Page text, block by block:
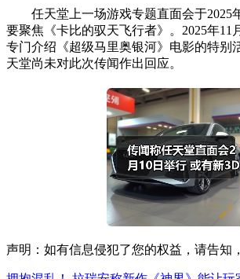
任天堂上一场游戏专题直面会于2025
要聚焦《卡比的驭天飞行者》。2025年11
专门介绍《超级马里奥银河》电影的特别
天堂尚未对此次传闻作出回应。
声明：如有信息侵犯了您的权益，请告知